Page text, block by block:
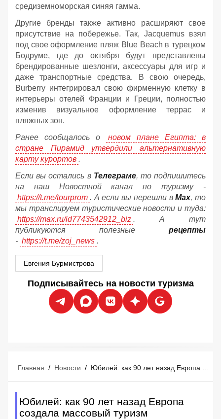
средиземноморская синяя гамма.
Другие бренды также активно расширяют свое
присутствие на побережье. Так, Jacquemus взял
под свое оформление пляж Blue Beach в турецком
Бодруме, где до октября будут представлены
брендированные шезлонги, аксессуары для игр и
даже транспортные средства. В свою очередь,
Burberry интегрировал свою фирменную клетку в
интерьеры отелей Франции и Греции, полностью
изменив визуальное оформление террас и
пляжных зон.
Ранее сообщалось о
новом плане Египта: в
стране Пирамид утвердили альтернативную
карту курортов .
Если вы остались в Телеграме, то подпишитесь
на наш Новостной канал по туризму -
https://t.me/tourprom . А если вы перешли вМах, то
мы транслируем туристические новости и туда:
https://max.ru/id7743542912_biz . А тут
публикуются полезные рецепты
- https://t.me/zoj_news .
Евгения Бурмистрова
Подписывайтесь на новости туризма
Главная / Новости /
Юбилей: как 90 лет назад Европа
создала массовый туризм